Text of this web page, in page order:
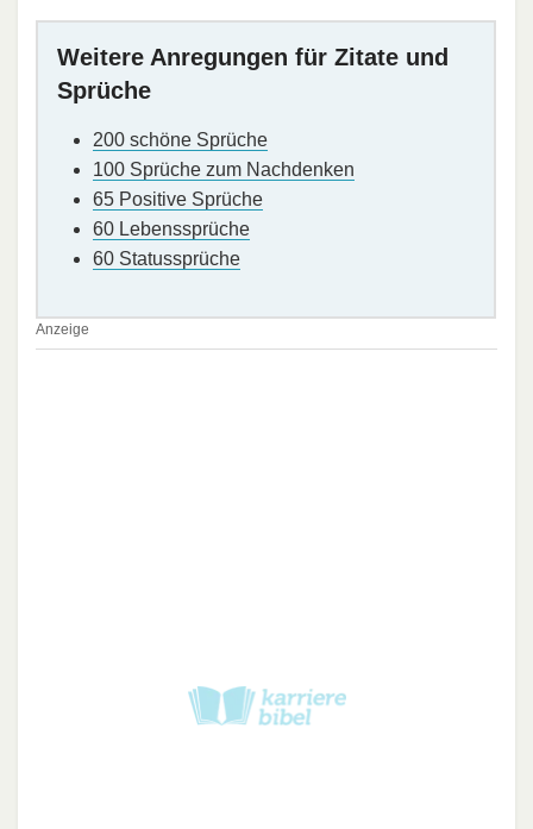
Weitere Anregungen für Zitate und
Sprüche
200 schöne Sprüche
100 Sprüche zum Nachdenken
65 Positive Sprüche
60 Lebenssprüche
60 Statussprüche
Anzeige